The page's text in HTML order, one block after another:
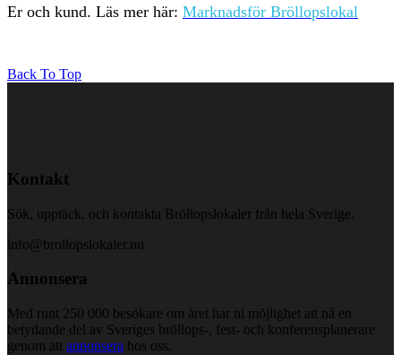
Er och kund. Läs mer här: Marknadsför Bröllopslokal
Back To Top
Kontakt
Sök, upptäck, och kontakta Bröllopslokaler från hela Sverige.
info@brollopslokaler.nu
Annonsera
Med runt 250 000 besökare om året har ni möjlighet att nå en
betydande del av Sveriges bröllops-, fest- och konferensplanerare
genom att annonsera hos oss.